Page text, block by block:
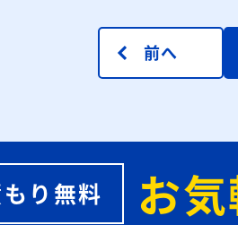
前へ
り無料 お